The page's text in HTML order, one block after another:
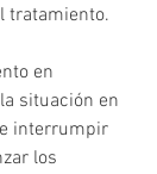
tratamiento.
en
situación en
interrumpir
los